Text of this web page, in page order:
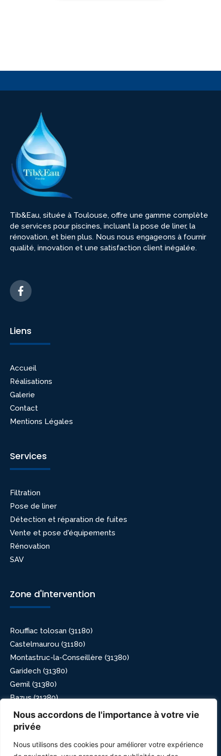
Nous accordons de l'importance à votre vie
privée
Nous utilisons des cookies pour améliorer votre expérience
Tib&Eau, située à Toulouse, offre une gamme complète
de services pour piscines, incluant la pose de liner, la
rénovation, et bien plus. Nous nous engageons à fournir
qualité, innovation et une satisfaction client inégalée.
Liens
Accueil
Réalisations
Galerie
Contact
Mentions Légales
Services
Filtration
Pose de liner
Détection et réparation de fuites
Vente et pose d'équipements
Rénovation
SAV
Zone d'intervention
Rouffiac tolosan (31180)
Castelmaurou (31180)
Montastruc-la-Conseillère (31380)
Garidech (31380)
Gemil (31380)
Bazus (31380)
Paulhac (31380)
Lavaur (81500)